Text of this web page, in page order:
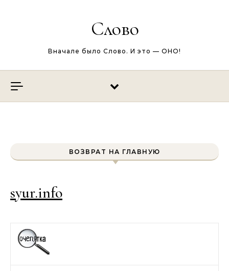
Слово
Вначале было Слово. И это — ОНО!
ВОЗВРАТ НА ГЛАВНУЮ
syur.info